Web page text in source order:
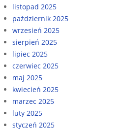
listopad 2025
październik 2025
wrzesień 2025
sierpień 2025
lipiec 2025
czerwiec 2025
maj 2025
kwiecień 2025
marzec 2025
luty 2025
styczeń 2025